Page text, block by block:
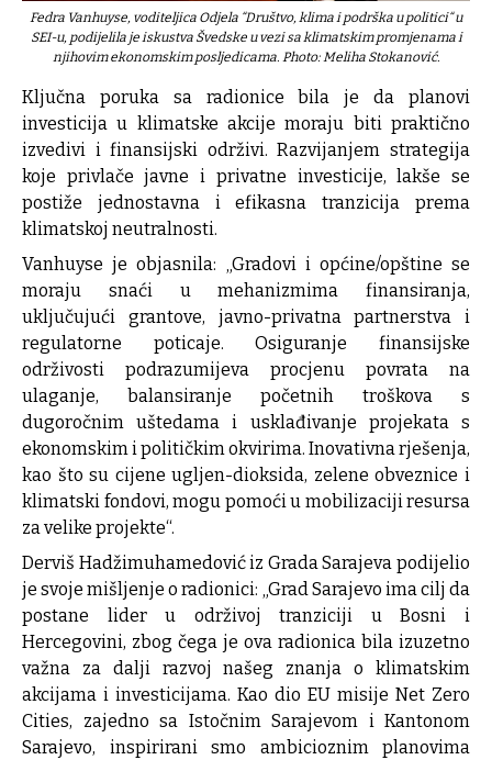
Fedra Vanhuyse, voditeljica Odjela “Društvo, klima i podrška u politici“ u
SEI-u, podijelila je iskustva Švedske u vezi sa klimatskim promjenama i
njihovim ekonomskim posljedicama. Photo: Meliha Stokanović.
Ključna poruka sa radionice bila je da planovi
investicija u klimatske akcije moraju biti praktično
izvedivi i finansijski održivi. Razvijanjem strategija
koje privlače javne i privatne investicije, lakše se
postiže jednostavna i efikasna tranzicija prema
klimatskoj neutralnosti.
Vanhuyse je objasnila: „Gradovi i općine/opštine se
moraju snaći u mehanizmima finansiranja,
uključujući grantove, javno-privatna partnerstva i
regulatorne poticaje. Osiguranje finansijske
održivosti podrazumijeva procjenu povrata na
ulaganje, balansiranje početnih troškova s
dugoročnim uštedama i usklađivanje projekata s
ekonomskim i političkim okvirima. Inovativna rješenja,
kao što su cijene ugljen-dioksida, zelene obveznice i
klimatski fondovi, mogu pomoći u mobilizaciji resursa
za velike projekte“.
Derviš Hadžimuhamedović iz Grada Sarajeva podijelio
je svoje mišljenje o radionici: „Grad Sarajevo ima cilj da
postane lider u održivoj tranziciji u Bosni i
Hercegovini, zbog čega je ova radionica bila izuzetno
važna za dalji razvoj našeg znanja o klimatskim
akcijama i investicijama. Kao dio EU misije Net Zero
Cities, zajedno sa Istočnim Sarajevom i Kantonom
Sarajevo, inspirirani smo ambicioznim planovima